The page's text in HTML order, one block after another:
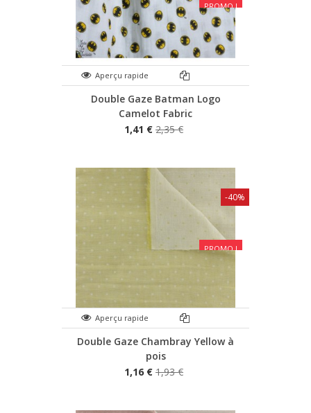
PROMO !
Aperçu rapide
Double Gaze Batman Logo
Camelot Fabric
1,41 € 2,35 €
PROMO !
Aperçu rapide
Double Gaze Chambray Yellow à
pois
1,16 € 1,93 €
-40%